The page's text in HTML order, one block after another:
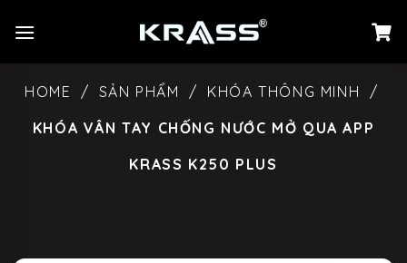
đến
HOME / SẢN PHẨM / KHÓA THÔNG MINH
/
KHÓA VÂN TAY CHỐNG NƯỚC MỞ QUA APP
KRASS K250 PLUS